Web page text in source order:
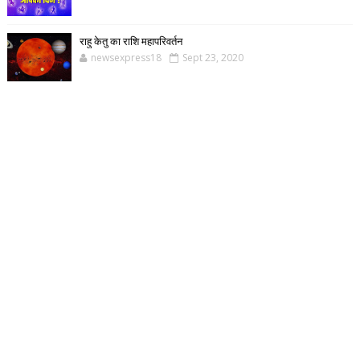
राहु केतु का राशि महापरिवर्तन
newsexpress18 Sept 23, 2020